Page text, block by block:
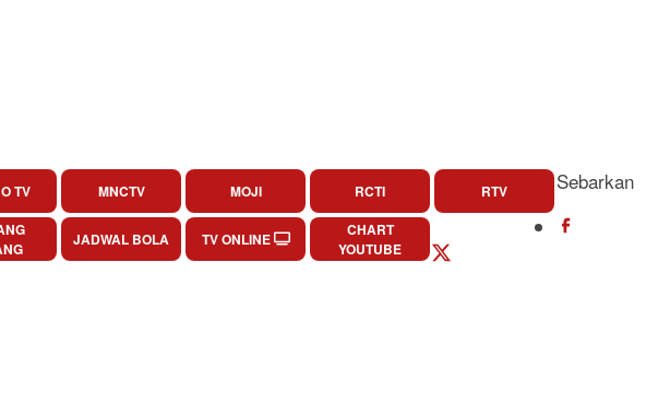
TV MNCTV MOJI RCTI RTV
JADWAL BOLA TV ONLINE
CHART
YOUTUBE
Sebarkan